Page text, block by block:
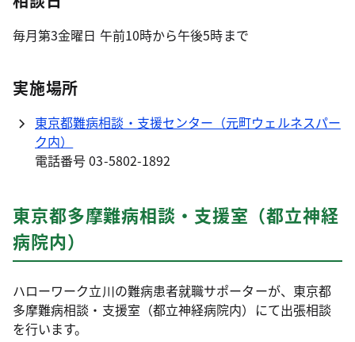
毎月第3金曜日 午前10時から午後5時まで
実施場所
東京都難病相談・支援センター（元町ウェルネスパー
ク内）
電話番号 03-5802-1892
東京都多摩難病相談・支援室（都立神経
病院内）
ハローワーク立川の難病患者就職サポーターが、東京都
多摩難病相談・支援室（都立神経病院内）にて出張相談
を行います。